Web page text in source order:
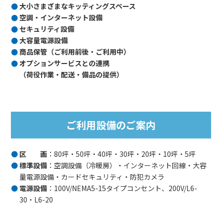
大小さまざまなキッティングスペース
空調・インターネット設備
セキュリティ設備
大容量電源設備
商品保管（ご利用前後・ご利用中）
オプションサービスとの連携
（荷役作業・配送・備品の提供）
ご利用設備のご案内
区 画 ：80坪・50坪・40坪・30坪・20坪・10坪・5坪
標準設備 ：空調設備（冷暖房）・インターネット回線・大容
量電源設備・カードセキュリティ・防犯カメラ
電源設備 ：100V/NEMA5-15タイプコンセント、200V/L6-
30・L6-20